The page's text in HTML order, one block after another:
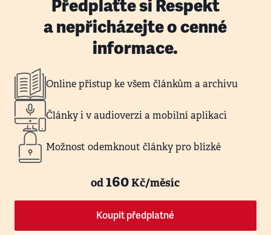
Předplaťte si Respekt
a nepřicházejte o cenné
informace.
Online přístup ke všem článkům a archivu
Články i v audioverzi a mobilní aplikaci
Možnost odemknout články pro blízké
od160Kč/měsíc
Koupit předplatné